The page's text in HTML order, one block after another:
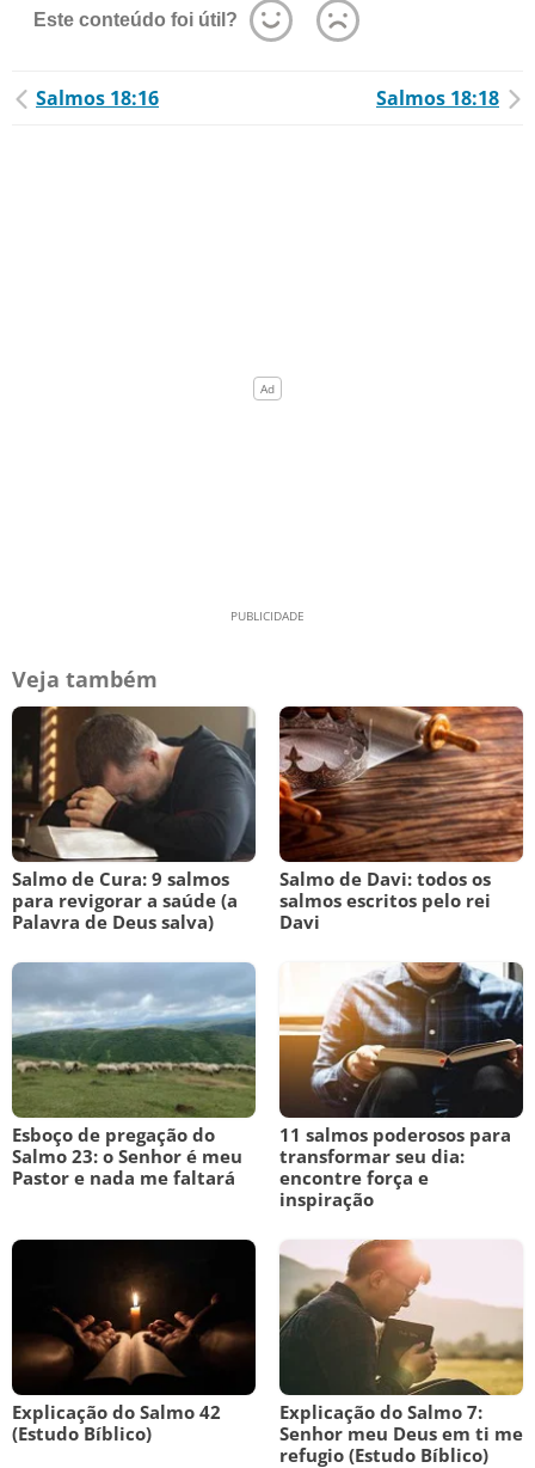
Este conteúdo foi útil?
Salmos 18:16 Salmos 18:18
Veja também
Salmo de Cura: 9 salmos
para revigorar a saúde (a
Palavra de Deus salva)
Salmo de Davi: todos os
salmos escritos pelo rei
Davi
Esboço de pregação do
Salmo 23: o Senhor é meu
Pastor e nada me faltará
11 salmos poderosos para
transformar seu dia:
encontre força e
inspiração
Explicação do Salmo 42
(Estudo Bíblico)
Explicação do Salmo 7:
Senhor meu Deus em ti me
refugio (Estudo Bíblico)